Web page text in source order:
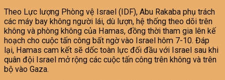
Theo Lực lượng Phòng vệ Israel (IDF), Abu Rakaba phụ trách
các máy bay không người lái, dù lượn, hệ thống theo dõi trên
không và phòng không của Hamas, đồng thời tham gia lên kế
hoạch cho cuộc tấn công bất ngờ vào Israel hôm 7-10. Đáp
lại, Hamas cam kết sẽ dốc toàn lực đối đầu với Israel sau khi
quân đội Israel mở rộng các cuộc tấn công trên không và trên
bộ vào Gaza.